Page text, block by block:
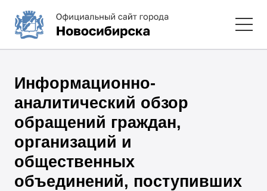
Информационно-
аналитический обзор
обращений граждан,
организаций и
общественных
объединений, поступивших